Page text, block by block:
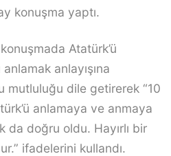
konuşma yaptı.
Atatürk’ü
anlamak anlayışına
mutluluğu dile getirerek “10
anlamaya ve anmaya
doğru oldu. Hayırlı bir
ifadelerini kullandı.